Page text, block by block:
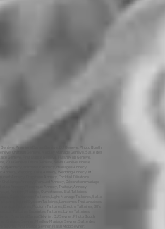
Latino Chamonix, Salsa Chamonix, Merengue Chamonix, Traiteur, Chamonix Enceintes Chamonix, Lyres Chamonix, Mariage La Roche sur Foron, animation La Roche sur Foron, dj La Roche sur Foron, animateur La Roche sur Foron, mariages La Roche sur Foron, animations La Roche sur Foron, dj, Annecy, Mariage, Ouverture du Bal La Roche sur Foron, Première Danse La Roche sur Foron, DJ La Roche sur Foron, Photo Booth La Roche sur Foron, Wedding Planner La Roche sur Foron, Wedding Cake La Roche sur Foron, Wedding La Roche sur Foron, MC La Roche sur Foron, Sono Mariage La Roche sur Foron, Light Mariage La Roche sur Foron, Salle La Roche sur Foron, Château La Roche sur Foron, Medley Mariage La Roche sur Foron, Salle des Fêtes La Roche sur Foron, Restaurant La Roche sur Foron, Chapiteau La Roche sur Foron, Cocktail Dînatoire La Roche sur Foron, Sound System La Roche sur Foron, Lanternes Thaïlandaises La Roche sur Foron, Palace La Roche sur Foron, First Dance La Roche sur Foron, Flash Mob La Roche sur Foron, Mannequin La Roche sur Foron, Challenge La Roche sur Foron, ParsLed La Roche sur Foron, Décoration mariage La Roche sur Foron, Podium La Roche sur Foron, Electro La Roche sur Foron, 80’s La Roche sur Foron, 90’s La Roche sur Foron, 70’s La Roche sur Foron, Disco La Roche sur Foron, News La Roche sur Foron, House La Roche sur Foron, Latino La Roche sur Foron, Salsa La Roche sur Foron, Merengue La Roche sur Foron, Traiteur, La Roche sur Foron Enceintes La Roche sur Foron, Lyres La Roche sur Foron, Mariage Lausanne, animation Lausanne, dj Lausanne, animateur Lausanne, mariages Lausanne, animations Lausanne, dj, Annecy, Mariage, Ouverture du Bal Lausanne, Première Danse Lausanne, DJ Lausanne, Photo Booth Lausanne, Wedding Planner Lausanne, Wedding Cake Lausanne, Wedding Lausanne, MC Lausanne, Sono Mariage Lausanne, Light Mariage Lausanne, Salle Lausanne, Château Lausanne, Medley Mariage Lausanne, Salle des Fêtes Lausanne, Restaurant Lausanne, Chapiteau Lausanne, Cocktail Dînatoire Lausanne, Sound System Lausanne, Lanternes Thaïlandaises Lausanne, Palace Lausanne, First Dance Lausanne, Flash Mob Lausanne, Mannequin Lausanne, Challenge Lausanne, ParsLed Lausanne, Décoration mariage Lausanne, Podium Lausanne, Electro Lausanne, 80’s Lausanne, 90’s Lausanne, 70’s Lausanne, Disco Lausanne, News Lausanne, House Lausanne, Latino Lausanne, Salsa Lausanne, Merengue Lausanne, Traiteur, Lausanne Enceintes Lausanne, Lyres Lausanne, Mariage Montreux, animation Montreux, dj Montreux, animateur Montreux, mariages Montreux, animations Montreux, dj, Annecy, Mariage, Ouverture du Bal Montreux, Première Danse Montreux, DJ Montreux, Photo Booth Montreux, Wedding Planner Montreux, Wedding Cake Montreux, Wedding Montreux, MC Montreux, Sono Mariage Montreux,